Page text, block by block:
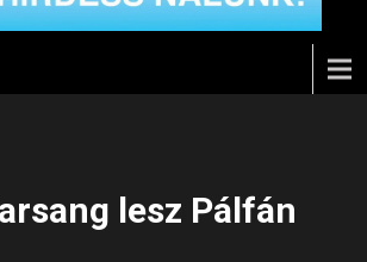
lesz Pálfán